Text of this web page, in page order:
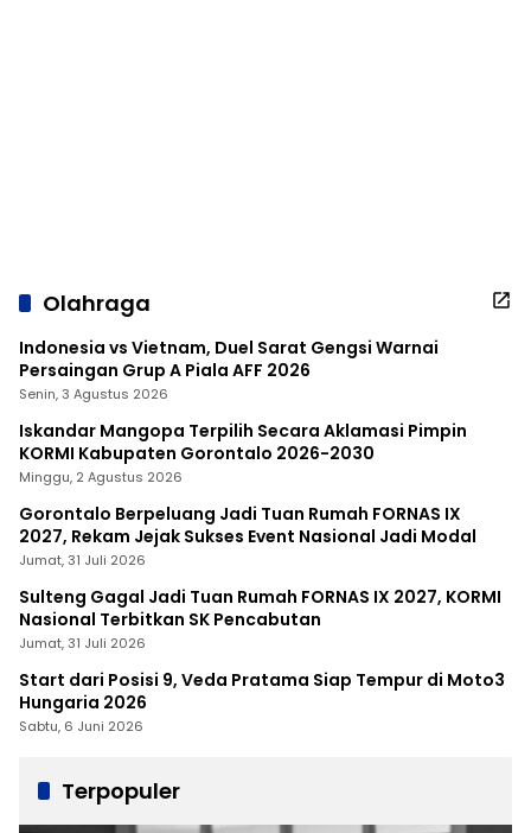
Olahraga
Indonesia vs Vietnam, Duel Sarat Gengsi Warnai
Persaingan Grup A Piala AFF 2026
Senin, 3 Agustus 2026
Iskandar Mangopa Terpilih Secara Aklamasi Pimpin
KORMI Kabupaten Gorontalo 2026-2030
Minggu, 2 Agustus 2026
Gorontalo Berpeluang Jadi Tuan Rumah FORNAS IX
2027, Rekam Jejak Sukses Event Nasional Jadi Modal
Jumat, 31 Juli 2026
Sulteng Gagal Jadi Tuan Rumah FORNAS IX 2027, KORMI
Nasional Terbitkan SK Pencabutan
Jumat, 31 Juli 2026
Start dari Posisi 9, Veda Pratama Siap Tempur di Moto3
Hungaria 2026
Sabtu, 6 Juni 2026
Terpopuler